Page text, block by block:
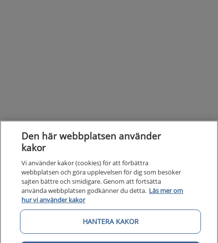
Den här webbplatsen använder
kakor
Vi använder kakor (cookies) för att förbättra
webbplatsen och göra upplevelsen för dig som besöker
sajten bättre och smidigare. Genom att fortsätta
använda webbplatsen godkänner du detta. Läs mer om
hur vi använder kakor
HANTERA KAKOR